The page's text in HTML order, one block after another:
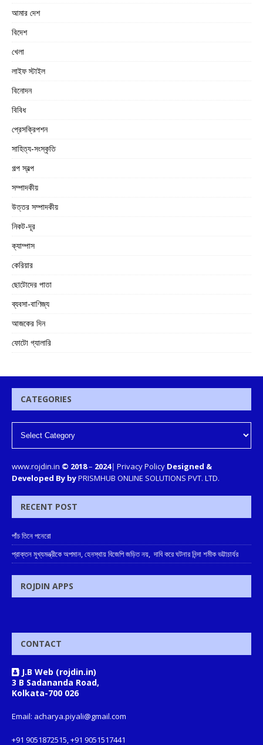
আমার দেশ
বিদেশ
খেলা
লাইফ স্টাইল
বিনোদন
বিবিধ
প্রেসক্রিপশন
সাহিত্য-সংস্কৃতি
গল্প স্বল্প
সম্পাদকীয়
উত্তর সম্পাদকীয়
নিকট-দূর
ক্যাম্পাস
কেরিয়ার
ছোটোদের পাতা
ব্যবসা-বাণিজ্য
আজকের দিন
ফোটো গ্যালারি
CATEGORIES
www.rojdin.in © 2018– 2024| Privacy Policy Designed &
Developed By byPRISMHUB ONLINE SOLUTIONS PVT. LTD.
RECENT POST
পাঁচ তিনে পনেরো
প্রাক্তন মুখ্যমন্ত্রীকে অপমান, হেনস্থায় বিজেপি জড়িত নয়, দাবি করে ঘটনার নিন্দা শমীক ভট্টাচার্যর
ROJDIN APPS
CONTACT
J.B Web (rojdin.in)
3 B Sadananda Road,
Kolkata-700 026
Email: acharya.piyali@gmail.com
+91 9051872515, +91 9051517441